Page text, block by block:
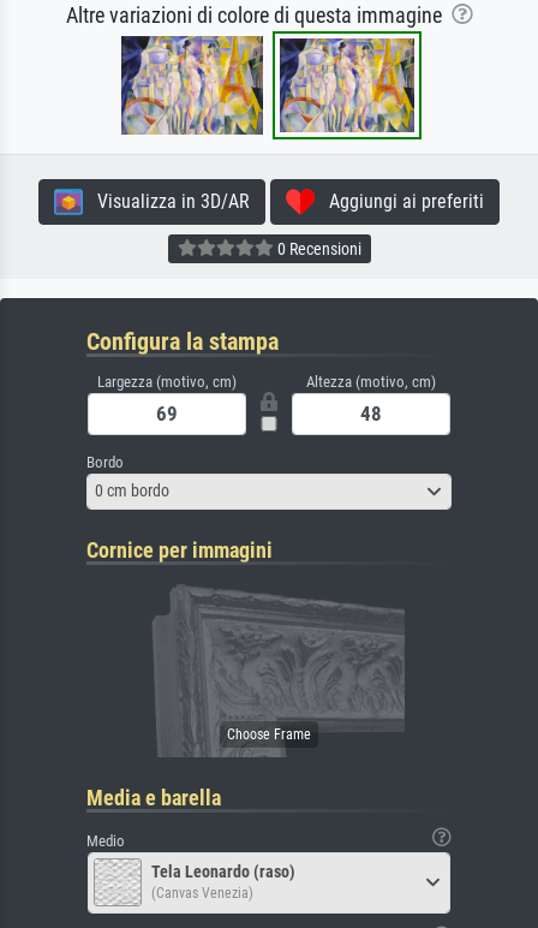
Altre variazioni di colore di questa immagine
Visualizza in 3D/AR Aggiungi ai preferiti
0 Recensioni
Configura la stampa
Largezza (motivo, cm) Altezza (motivo, cm)
Bordo
0 cm bordo
Cornice per immagini
Media e barella
Medio
Tela Leonardo (raso)
(Canvas Venezia)